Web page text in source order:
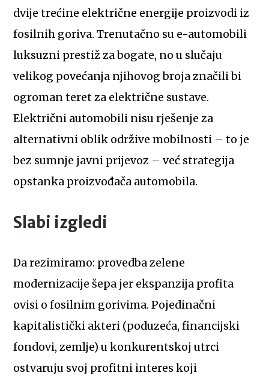
dvije trećine električne energije proizvodi iz
fosilnih goriva. Trenutačno su e-automobili
luksuzni prestiž za bogate, no u slučaju
velikog povećanja njihovog broja značili bi
ogroman teret za električne sustave.
Električni automobili nisu rješenje za
alternativni oblik održive mobilnosti – to je
bez sumnje javni prijevoz – već strategija
opstanka proizvođača automobila.
Slabi izgledi
Da rezimiramo: provedba zelene
modernizacije šepa jer ekspanzija profita
ovisi o fosilnim gorivima. Pojedinačni
kapitalistički akteri (poduzeća, financijski
fondovi, zemlje) u konkurentskoj utrci
ostvaruju svoj profitni interes koji